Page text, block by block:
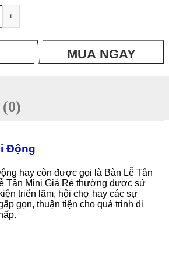
+
MUA NGAY
Động
hay còn được gọi là Bàn Lễ Tân
Tân Mini Giá Rẻ thường được sử
triển lãm, hội chợ hay các sự
gọn, thuận tiện cho quá trinh di